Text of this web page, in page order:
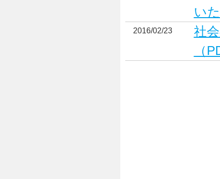
い
2016/02/23
社
（